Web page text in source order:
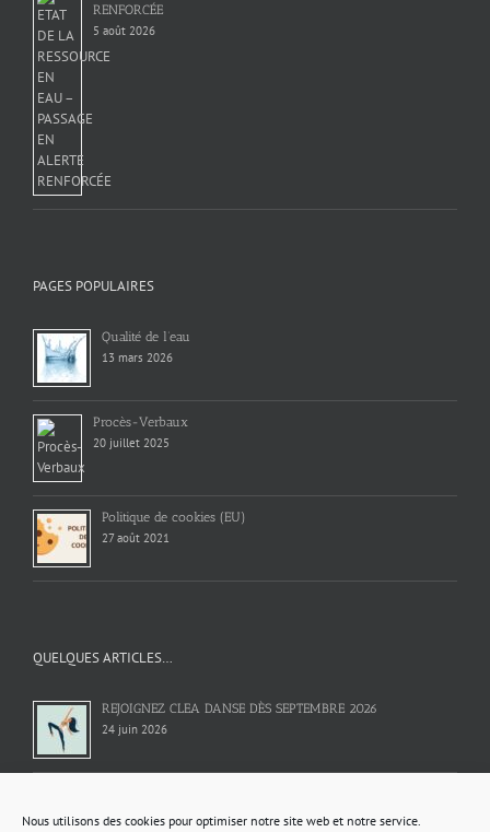
Nous utilisons des cookies pour optimiser notre site web et notre service.
RENFORCÉE
5 août 2026
PAGES POPULAIRES
Qualité de l’eau
13 mars 2026
Procès-Verbaux
20 juillet 2025
Politique de cookies (EU)
27 août 2021
QUELQUES ARTICLES…
REJOIGNEZ CLEA DANSE DÈS SEPTEMBRE 2026
24 juin 2026
surtaxés et abonnements internet